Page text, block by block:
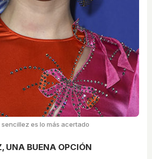
sencillez es lo más acertado
UNA BUENA OPCIÓN